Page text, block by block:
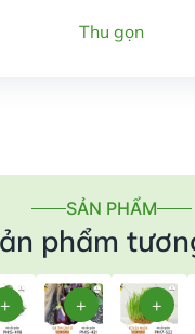
Thu gọn
SẢN PHẨM
phẩm
Gửi thông tin